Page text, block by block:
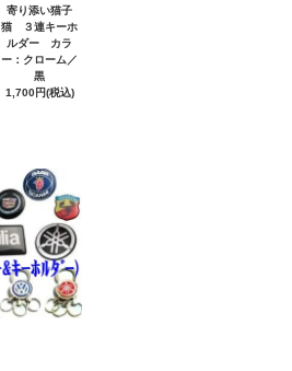
寄り添い猫子
猫 ３連キーホ
ルダー カラ
ー：クローム／
黒
1,700円(税込)